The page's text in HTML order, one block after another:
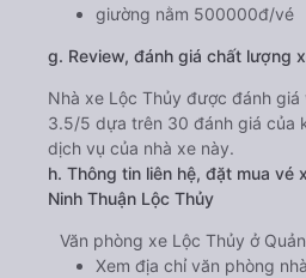
giường nằm 500000đ/vé
g. Review, đánh giá chất lượng
Nhà xe Lộc Thủy được đánh
3.5/5 dựa trên 30 đánh giá của
dịch vụ của nhà xe này.
h. Thông tin liên hệ, đặt mua vé
Ninh Thuận Lộc Thủy
Văn phòng xe Lộc Thủy ở
Xem địa chỉ văn phòng